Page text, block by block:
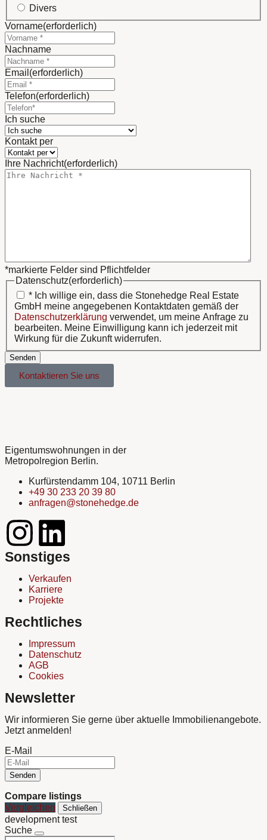
Divers
Vorname(erforderlich)
Nachname
Email (erforderlich)
Telefon(erforderlich)
Ich suche
Kontakt per
Ihre Nachricht(erforderlich)
*markierte Felder sind Pflichtfelder
Datenschutz(erforderlich)
* Ich willige ein, dass die Stonehedge Real Estate
GmbH meine angegebenen Kontaktdaten gemäß der
Datenschutzerklärung verwendet, um meine Anfrage zu
bearbeiten. Meine Einwilligung kann ich jederzeit mit
Wirkung für die Zukunft widerrufen.
Senden
Kontaktieren Sie uns
Eigentumswohnungen in der
Metropolregion Berlin.
Kurfürstendamm 104, 10711 Berlin
+49 30 233 20 39 80
anfragen@stonehedge.de
Sonstiges
Verkaufen
Karriere
Projekte
Rechtliches
Impressum
Datenschutz
AGB
Cookies
Newsletter
Wir informieren Sie gerne über aktuelle Immobilienangebote.
Jetzt anmelden!
E-Mail
Senden
Compare listings
Vergleichen
Schließen
development test
Suche